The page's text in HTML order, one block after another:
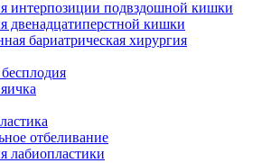
интерпозиции подвздошной кишки
двенадцатиперстной кишки
бариатрическая хирургия
отбеливание
лабиопластики